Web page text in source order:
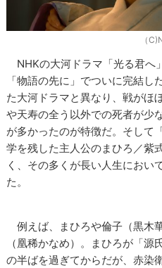
（
NHKの大河ドラマ「光る君へ
「物語の先に」でついに完結
た大河ドラマと異なり、戦がほ
や天寿の全う以外での死者が少
が多かったのが特徴だ。そして
学を残した主人公のまひろ／紫
く、その多くが長い人生におい
た。
例えば、まひろや倫子（黒木
（凰稀かなめ）。まひろが「
の半ばを過ぎてからだが、赤染